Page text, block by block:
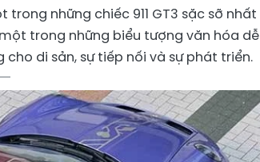
những chiếc 911 GT3 sặc sỡ nhất
trong những biểu tượng văn hóa dễ
di sản, sự tiếp nối và sự phát triển.